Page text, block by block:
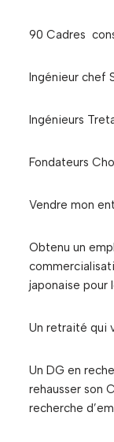
90 Cadres
Ingénieur chef
Ingénieurs
Fondateurs
Vendre mon
Obtenu un
japonaise pour
Un retraité qui
Un DG en
rehausser son
recherche